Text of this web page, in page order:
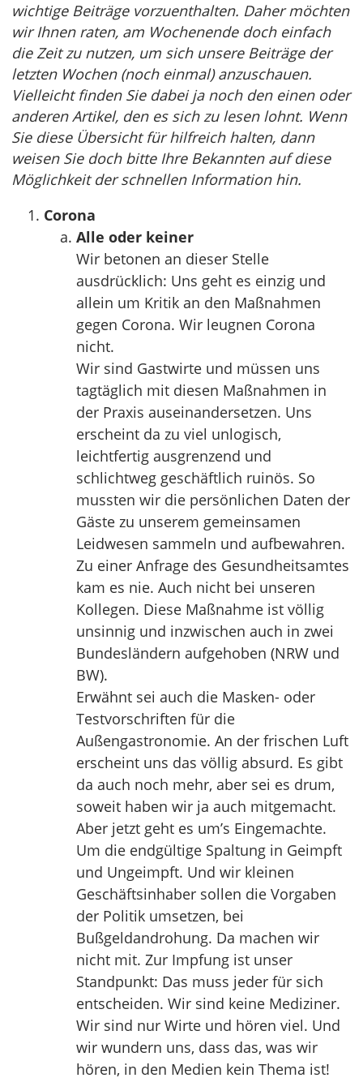
wichtige Beiträge vorzuenthalten. Daher möchten
wir Ihnen raten, am Wochenende doch einfach
die Zeit zu nutzen, um sich unsere Beiträge der
letzten Wochen (noch einmal) anzuschauen.
Vielleicht finden Sie dabei ja noch den einen oder
anderen Artikel, den es sich zu lesen lohnt. Wenn
Sie diese Übersicht für hilfreich halten, dann
weisen Sie doch bitte Ihre Bekannten auf diese
Möglichkeit der schnellen Information hin.
Corona
Alle oder keiner
Wir betonen an dieser Stelle
ausdrücklich: Uns geht es einzig und
allein um Kritik an den Maßnahmen
gegen Corona. Wir leugnen Corona
nicht.
Wir sind Gastwirte und müssen uns
tagtäglich mit diesen Maßnahmen in
der Praxis auseinandersetzen. Uns
erscheint da zu viel unlogisch,
leichtfertig ausgrenzend und
schlichtweg geschäftlich ruinös. So
mussten wir die persönlichen Daten der
Gäste zu unserem gemeinsamen
Leidwesen sammeln und aufbewahren.
Zu einer Anfrage des Gesundheitsamtes
kam es nie. Auch nicht bei unseren
Kollegen. Diese Maßnahme ist völlig
unsinnig und inzwischen auch in zwei
Bundesländern aufgehoben (NRW und
BW).
Erwähnt sei auch die Masken- oder
Testvorschriften für die
Außengastronomie. An der frischen Luft
erscheint uns das völlig absurd. Es gibt
da auch noch mehr, aber sei es drum,
soweit haben wir ja auch mitgemacht.
Aber jetzt geht es um’s Eingemachte.
Um die endgültige Spaltung in Geimpft
und Ungeimpft. Und wir kleinen
Geschäftsinhaber sollen die Vorgaben
der Politik umsetzen, bei
Bußgeldandrohung. Da machen wir
nicht mit. Zur Impfung ist unser
Standpunkt: Das muss jeder für sich
entscheiden. Wir sind keine Mediziner.
Wir sind nur Wirte und hören viel. Und
wir wundern uns, dass das, was wir
hören, in den Medien kein Thema ist!